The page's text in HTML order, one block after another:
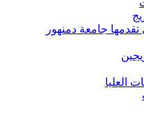
تقدمها جامعة دمنهور
العليا